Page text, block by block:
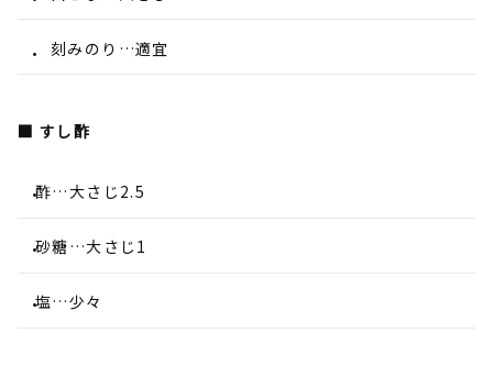
刻みのり…適宜
■ すし酢
酢…大さじ2.5
砂糖…大さじ1
塩…少々